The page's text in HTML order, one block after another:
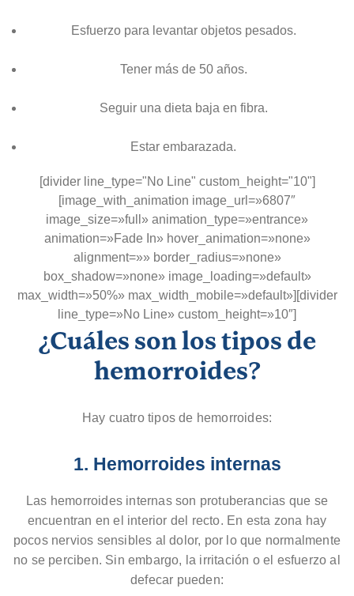
Esfuerzo para levantar objetos pesados.
Tener más de 50 años.
Seguir una dieta baja en fibra.
Estar embarazada.
[divider line_type="No Line" custom_height="10"]
[image_with_animation image_url=»6807″
image_size=»full» animation_type=»entrance»
animation=»Fade In» hover_animation=»none»
alignment=»» border_radius=»none»
box_shadow=»none» image_loading=»default»
max_width=»50%» max_width_mobile=»default»][divider
line_type=»No Line» custom_height=»10″]
¿Cuáles son los tipos de
hemorroides?
Hay cuatro tipos de hemorroides:
1. Hemorroides internas
Las hemorroides internas son protuberancias que se
encuentran en el interior del recto. En esta zona hay
pocos nervios sensibles al dolor, por lo que normalmente
no se perciben. Sin embargo, la irritación o el esfuerzo al
defecar pueden: